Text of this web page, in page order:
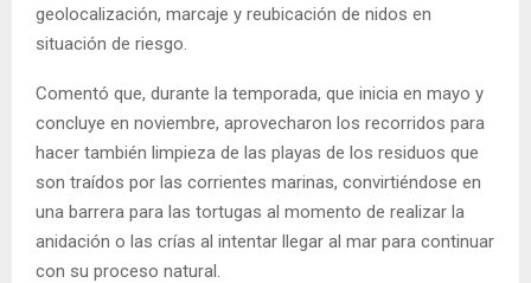
geolocalización, marcaje y reubicación de nidos en
situación de riesgo.
Comentó que, durante la temporada, que inicia en mayo y
concluye en noviembre, aprovecharon los recorridos para
hacer también limpieza de las playas de los residuos que
son traídos por las corrientes marinas, convirtiéndose en
una barrera para las tortugas al momento de realizar la
anidación o las crías al intentar llegar al mar para continuar
con su proceso natural.